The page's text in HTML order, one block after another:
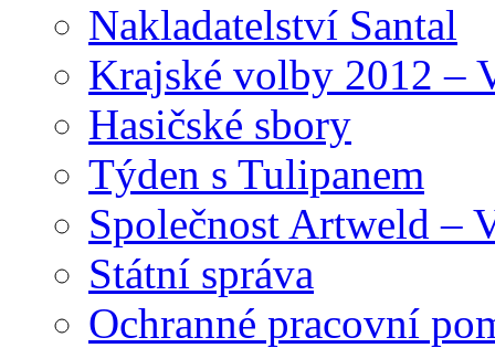
Nakladatelství Santal
Krajské volby 2012 –
Hasičské sbory
Týden s Tulipanem
Společnost Artweld –
Státní správa
Ochranné pracovní